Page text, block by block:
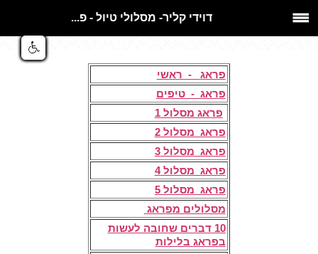
דוידי קליר- מסלולי טיול - פ...
פראג - ראשי
פראג - טיפים
פראג מסלול 1
פראג מסלול 2
פראג מסלול 3
פראג מסלול 4
פראג מסלול 5
מסלולים מפראג
10 דברים שחובה לעשות
בפראג בלילות